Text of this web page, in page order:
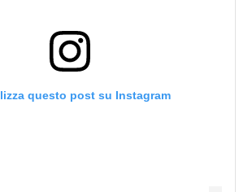
questo post su Instagram